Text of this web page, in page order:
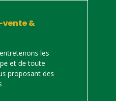
vente &
les
et de toute
proposant des